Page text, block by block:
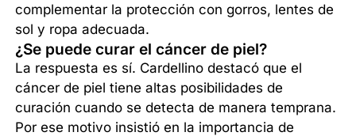
complementar la protección con gorros, lentes de
sol y ropa adecuada.
¿Se puede curar el cáncer de piel?
La respuesta es sí. Cardellino destacó que el
cáncer de piel tiene altas posibilidades de
curación cuando se detecta de manera temprana.
Por ese motivo insistió en la importancia de